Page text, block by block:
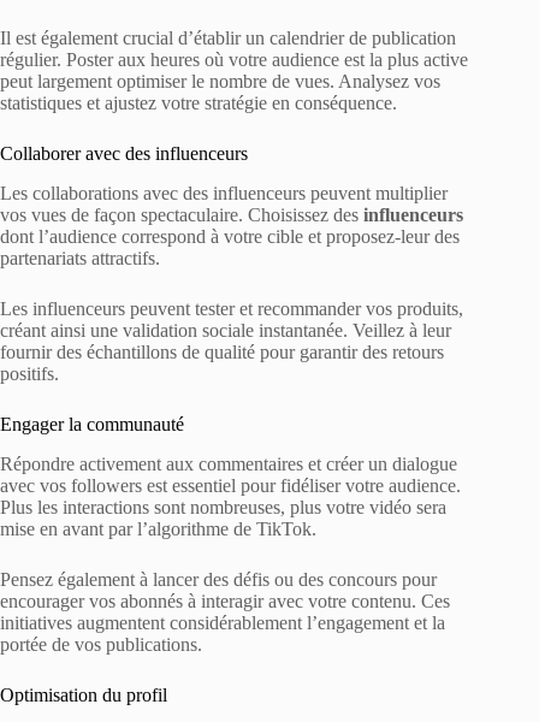
Il est également crucial d’établir un calendrier de publication
régulier. Poster aux heures où votre audience est la plus active
peut largement optimiser le nombre de vues. Analysez vos
statistiques et ajustez votre stratégie en conséquence.
Collaborer avec des influenceurs
Les collaborations avec des influenceurs peuvent multiplier
vos vues de façon spectaculaire. Choisissez des influenceurs
dont l’audience correspond à votre cible et proposez-leur des
partenariats attractifs.
Les influenceurs peuvent tester et recommander vos produits,
créant ainsi une validation sociale instantanée. Veillez à leur
fournir des échantillons de qualité pour garantir des retours
positifs.
Engager la communauté
Répondre activement aux commentaires et créer un dialogue
avec vos followers est essentiel pour fidéliser votre audience.
Plus les interactions sont nombreuses, plus votre vidéo sera
mise en avant par l’algorithme de TikTok.
Pensez également à lancer des défis ou des concours pour
encourager vos abonnés à interagir avec votre contenu. Ces
initiatives augmentent considérablement l’engagement et la
portée de vos publications.
Optimisation du profil